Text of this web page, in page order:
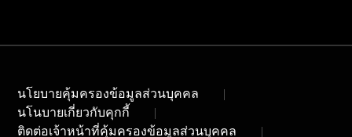
นโยบายคุ้มครองข้อมูลส่วนบุคคล
นโนบายเกี่ยวกับคุกกี้
ติดต่อเจ้าหน้าที่คุ้มครองข้อมูลส่วนบุคคล